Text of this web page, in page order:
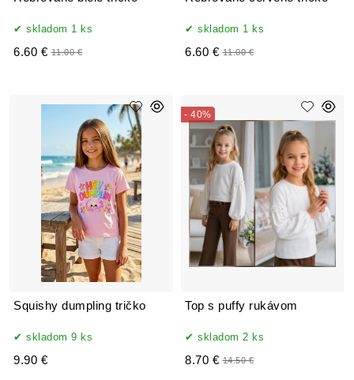
skladom 1 ks
6.60 € 11.00 €
skladom 1 ks
6.60 € 11.00 €
Squishy dumpling tričko
skladom 9 ks
9.90 €
Top s puffy rukávom
- 40%
skladom 2 ks
8.70 € 14.50 €